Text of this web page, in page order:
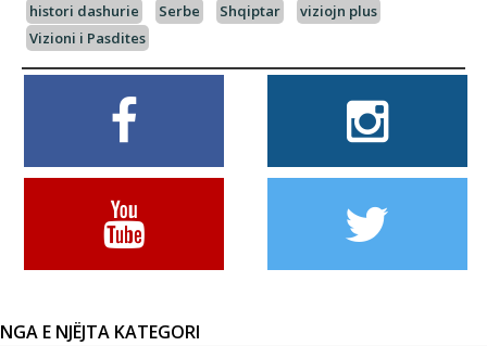
histori dashurie Serbe Shqiptar
viziojn plus
Vizioni i Pasdites
NGA E NJËJTA KATEGORI